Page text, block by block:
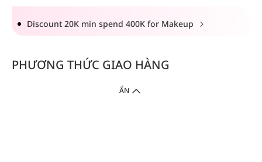
Discount 20K min spend 400K for Makeup
PHƯƠNG THỨC GIAO HÀNG
ẨN